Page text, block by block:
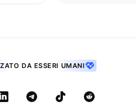
DA ESSERI UMANI